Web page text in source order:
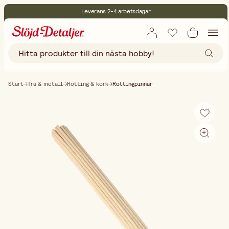
Leverans 2-4 arbetsdagar
Fri frakt vid köp över 499:-
Start Trä & metall Rotting & kork Rottingpinnar